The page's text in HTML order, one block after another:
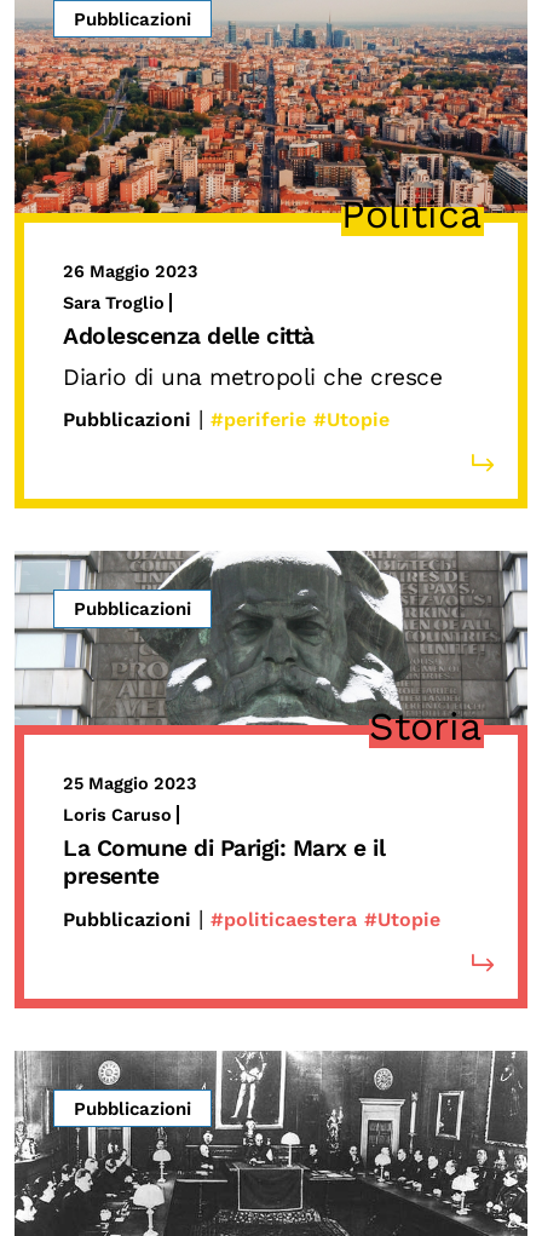
Pubblicazioni
Politica
26 Maggio 2023
Sara Troglio
Adolescenza delle città
Diario di una metropoli che cresce
Pubblicazioni | #periferie #Utopie
Pubblicazioni
Storia
25 Maggio 2023
Loris Caruso
La Comune di Parigi: Marx e il
presente
Pubblicazioni | #politicaestera #Utopie
Pubblicazioni